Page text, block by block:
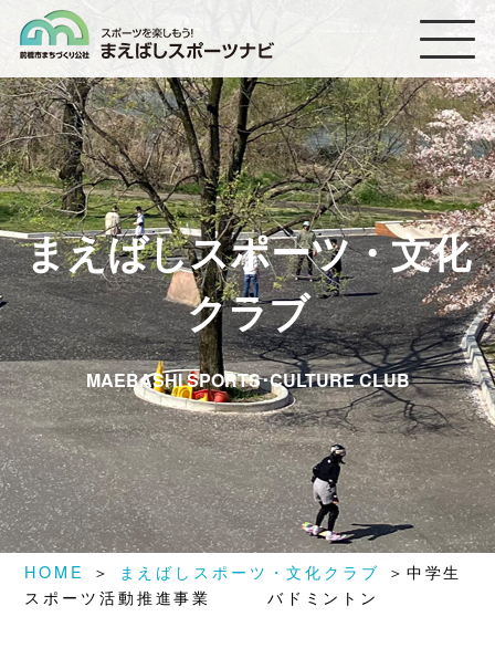
まえばしスポーツナビ
まえばしスポーツ・文化
クラブ
MAEBASHI SPORTS･CULTURE CLUB
HOME ＞ まえばしスポーツ・文化クラブ
＞中学生
スポーツ活動推進事業 バドミントン